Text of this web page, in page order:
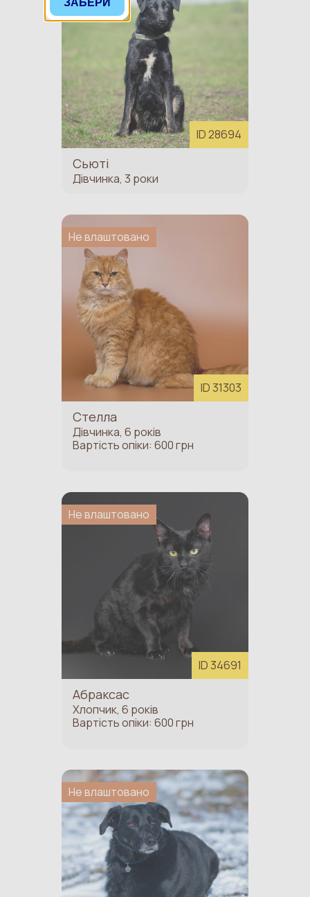
ID 28694
Сьюті
Дівчинка, 3 роки
ID 31303
Не влаштовано
Стелла
Дівчинка, 6 років
Вартість опіки: 600 грн
ID 34691
Не влаштовано
Абраксас
Хлопчик, 6 років
Вартість опіки: 600 грн
Не влаштовано
ЗАБЕРИ